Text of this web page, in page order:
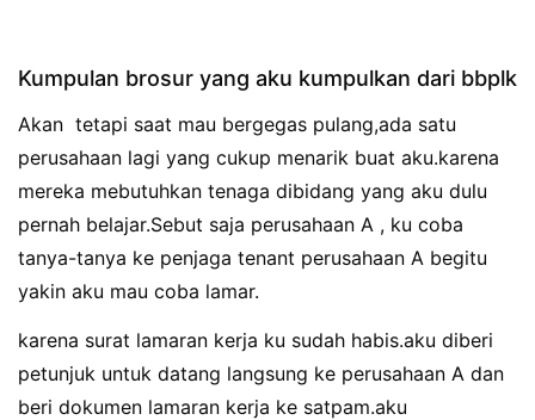
Kumpulan brosur yang aku kumpulkan dari bbplk
Akan tetapi saat mau bergegas pulang,ada satu
perusahaan lagi yang cukup menarik buat aku.karena
mereka mebutuhkan tenaga dibidang yang aku dulu
pernah belajar.Sebut saja perusahaan A , ku coba
tanya-tanya ke penjaga tenant perusahaan A begitu
yakin aku mau coba lamar.
karena surat lamaran kerja ku sudah habis.aku diberi
petunjuk untuk datang langsung ke perusahaan A dan
beri dokumen lamaran kerja ke satpam.aku